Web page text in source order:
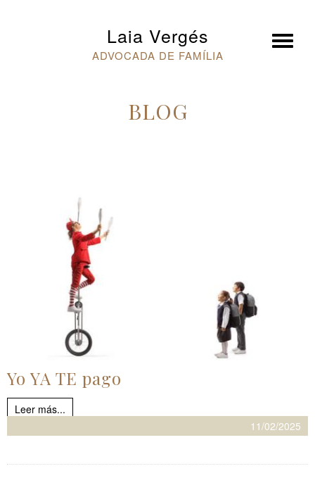
Laia Vergés
ADVOCADA DE FAMÍLIA
×
BLOG
Yo YA TE pago
Leer más...
11/02/2025